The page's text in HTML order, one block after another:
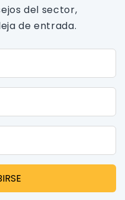
del sector,
de entrada.